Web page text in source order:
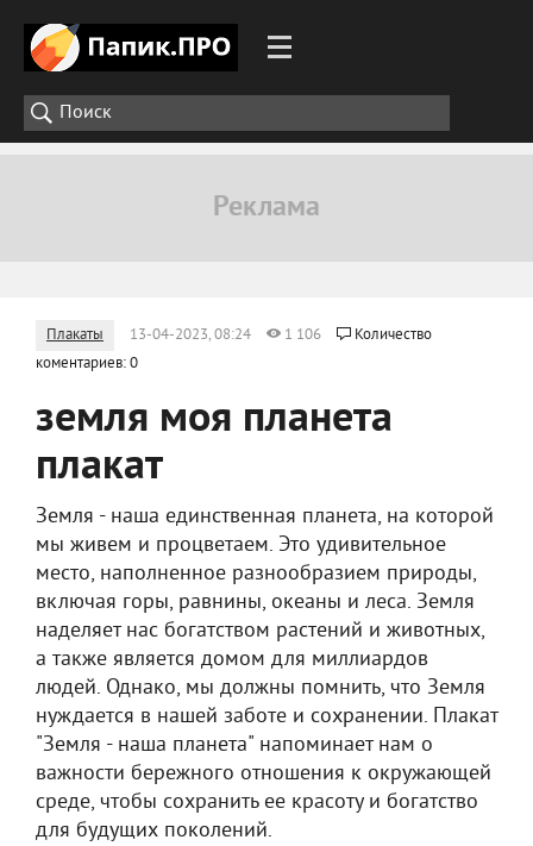
Плакаты 13-04-2023, 08:24 1 106
Количество
коментариев: 0
земля моя планета
плакат
Земля - наша единственная планета, на которой
мы живем и процветаем. Это удивительное
место, наполненное разнообразием природы,
включая горы, равнины, океаны и леса. Земля
наделяет нас богатством растений и животных,
а также является домом для миллиардов
людей. Однако, мы должны помнить, что Земля
нуждается в нашей заботе и сохранении. Плакат
"Земля - наша планета" напоминает нам о
важности бережного отношения к окружающей
среде, чтобы сохранить ее красоту и богатство
для будущих поколений.